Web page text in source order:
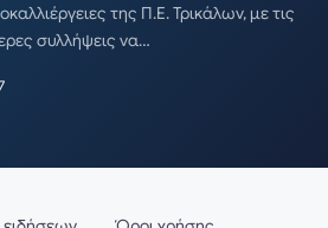
της Π.Ε. Τρικάλων, με τις
συλλήψεις να…